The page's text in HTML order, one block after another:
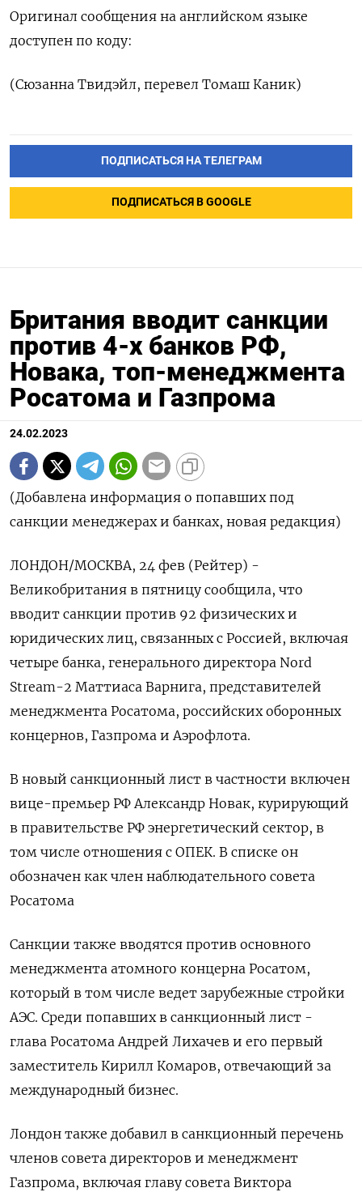
Оригинал сообщения на английском языке
доступен по коду:
(Сюзанна Твидэйл, перевел Томаш Каник)
ПОДПИСАТЬСЯ НА ТЕЛЕГРАМ
ПОДПИСАТЬСЯ В GOOGLE
Британия вводит санкции
против 4-х банков РФ,
Новака, топ-менеджмента
Росатома и Газпрома
24.02.2023
(Добавлена информация о попавших под
санкции менеджерах и банках, новая редакция)
ЛОНДОН/МОСКВА, 24 фев (Рейтер) -
Великобритания в пятницу сообщила, что
вводит санкции против 92 физических и
юридических лиц, связанных с Россией, включая
четыре банка, генерального директора Nord
Stream-2 Маттиаса Варнига, представителей
менеджмента Росатома, российских оборонных
концернов, Газпрома и Аэрофлота.
В новый санкционный лист в частности включен
вице-премьер РФ Александр Новак, курирующий
в правительстве РФ энергетический сектор, в
том числе отношения с ОПЕК. В списке он
обозначен как член наблюдательного совета
Росатома
Санкции также вводятся против основного
менеджмента атомного концерна Росатом,
который в том числе ведет зарубежные стройки
АЭС. Среди попавших в санкционный лист -
глава Росатома Андрей Лихачев и его первый
заместитель Кирилл Комаров, отвечающий за
международный бизнес.
Лондон также добавил в санкционный перечень
членов совета директоров и менеджмент
Газпрома, включая главу совета Виктора